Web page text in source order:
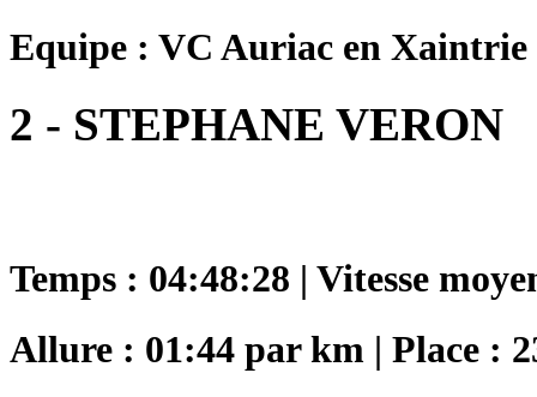
Equipe : VC Auriac en Xaintrie
2 - STEPHANE VERON
Temps : 04:48:28 | Vitesse
Allure : 01:44 par km | Place :